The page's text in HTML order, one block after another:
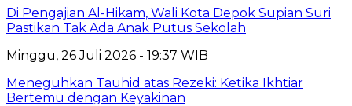
Di Pengajian Al-Hikam, Wali Kota Depok Supian Suri
Pastikan Tak Ada Anak Putus Sekolah
Minggu, 26 Juli 2026 - 19:37 WIB
Meneguhkan Tauhid atas Rezeki: Ketika Ikhtiar
Bertemu dengan Keyakinan